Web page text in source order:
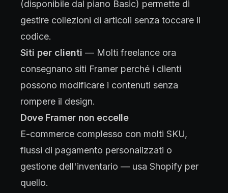
(disponibile dal piano Basic) permette di
gestire collezioni di articoli senza toccare il
codice.
Siti per clienti — Molti freelance ora
consegnano siti Framer perché i clienti
possono modificare i contenuti senza
rompere il design.
Dove Framer non eccelle
E-commerce complesso con molti SKU,
flussi di pagamento personalizzati o
gestione dell'inventario — usa Shopify per
quello.